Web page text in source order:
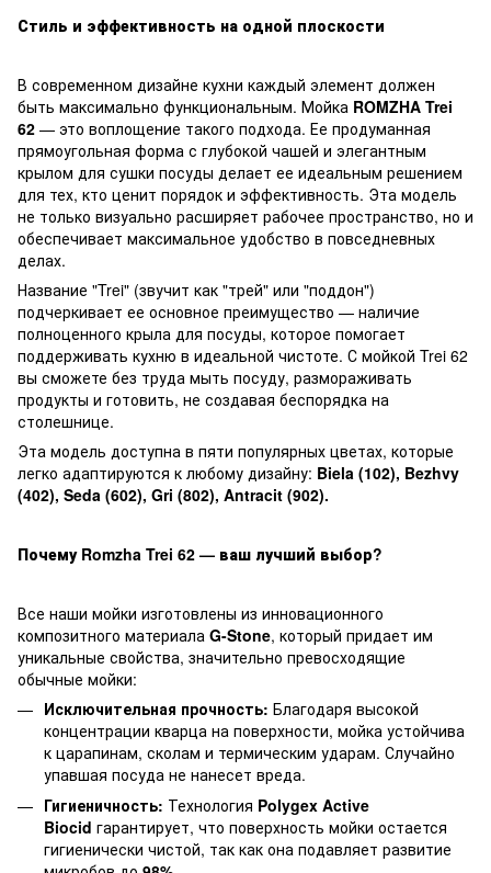
Стиль и эффективность на одной плоскости
В современном дизайне кухни каждый элемент должен
быть максимально функциональным. Мойка ROMZHA Trei
62 — это воплощение такого подхода. Ее продуманная
прямоугольная форма с глубокой чашей и элегантным
крылом для сушки посуды делает ее идеальным решением
для тех, кто ценит порядок и эффективность. Эта модель
не только визуально расширяет рабочее пространство, но и
обеспечивает максимальное удобство в повседневных
делах.
Название "Trei" (звучит как "трей" или "поддон")
подчеркивает ее основное преимущество — наличие
полноценного крыла для посуды, которое помогает
поддерживать кухню в идеальной чистоте. С мойкой Trei 62
вы сможете без труда мыть посуду, размораживать
продукты и готовить, не создавая беспорядка на
столешнице.
Эта модель доступна в пяти популярных цветах, которые
легко адаптируются к любому дизайну: Biela (102), Bezhvy
(402), Seda (602), Gri (802), Antracit (902).
Почему Romzha Trei 62 — ваш лучший выбор?
Все наши мойки изготовлены из инновационного
композитного материала G-Stone, который придает им
уникальные свойства, значительно превосходящие
обычные мойки:
Исключительная прочность: Благодаря высокой
концентрации кварца на поверхности, мойка устойчива
к царапинам, сколам и термическим ударам. Случайно
упавшая посуда не нанесет вреда.
Гигиеничность: Технология Polygex Active
Biocid гарантирует, что поверхность мойки остается
гигиенически чистой, так как она подавляет развитие